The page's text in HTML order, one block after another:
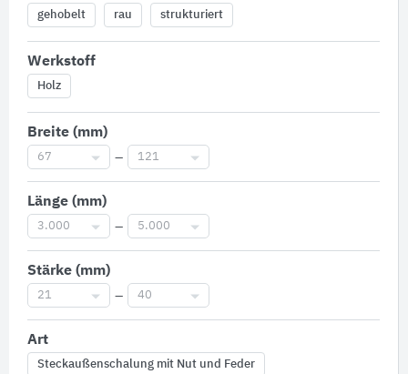
gehobelt rau strukturiert
Werkstoff
Holz
Breite (mm)
67 – 121
Länge (mm)
3.000 – 5.000
Stärke (mm)
21 – 40
Art
Steckaußenschalung mit Nut und Feder